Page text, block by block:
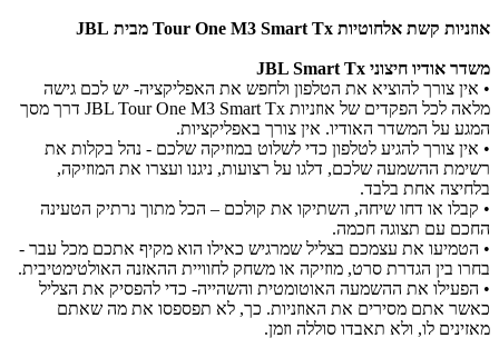
אוזניות קשת אלחוטיות Tour One M3 Smart Tx מבית JBL
משדר אודיו חיצוני JBL Smart Tx
• אין צורך להוציא את הטלפון ולחפש את האפליקציה- יש לכם גישה
מלאה לכל הפקדים של אוזניות JBL Tour One M3 Smart Tx דרך מסך
המגע על המשדר האודיו. אין צורך באפליקציות.
• אין צורך להגיע לטלפון כדי לשלוט במוזיקה שלכם - נהל בקלות את
רשימת ההשמעה שלכם, דלגו על רצועות, ניגנו ועצרו את המוזיקה,
בלחיצה אחת בלבד.
• קבלו או דחו שיחה, השתיקו את קולכם – הכל מתוך נרתיק הטעינה
החכם עם תצוגה חכמה.
• הטמיעו את עצמכם בצליל שמרגיש כאילו הוא מקיף אתכם מכל עבר -
בחרו בין הגדרת סרט, מוזיקה או משחק לחוויית ההאזנה האולטימטיבית.
• הפעילו את ההשמעה האוטומטית והשהייה- כדי להפסיק את הצליל
כאשר אתם מסירים את האוזניות. כך, לא תפספסו את מה שאתם
מאזינים לו, ולא תאבדו סוללה וזמן.